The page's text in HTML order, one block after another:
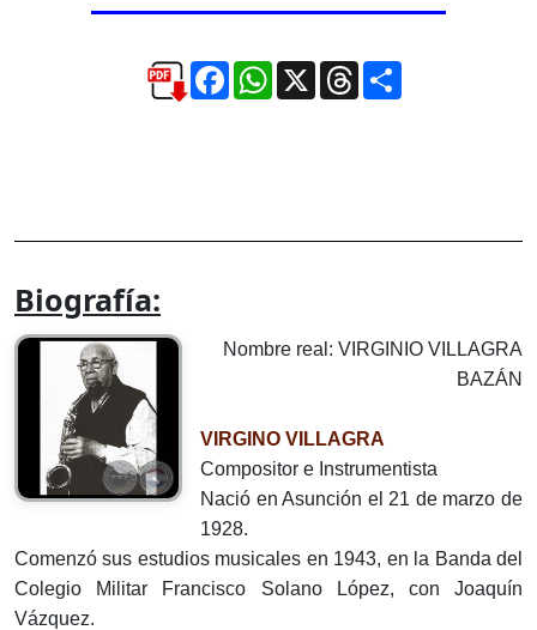
FacebookWhatsApp
X ThreadsCompartir
Biografía:
Nombre real: VIRGINIO VILLAGRA
BAZÁN
VIRGINO VILLAGRA
Compositor e Instrumentista
Nació en Asunción el 21 de marzo de
1928.
Comenzó sus estudios musicales en 1943, en la Banda del
Colegio Militar Francisco Solano López, con Joaquín
Vázquez.